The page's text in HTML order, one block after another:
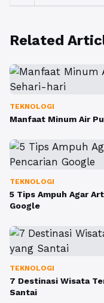
Related
TEKNOLOGI
Manfaat Minum Air
TEKNOLOGI
5 Tips Ampuh Agar
Google
TEKNOLOGI
7 Destinasi Wisata
Santai